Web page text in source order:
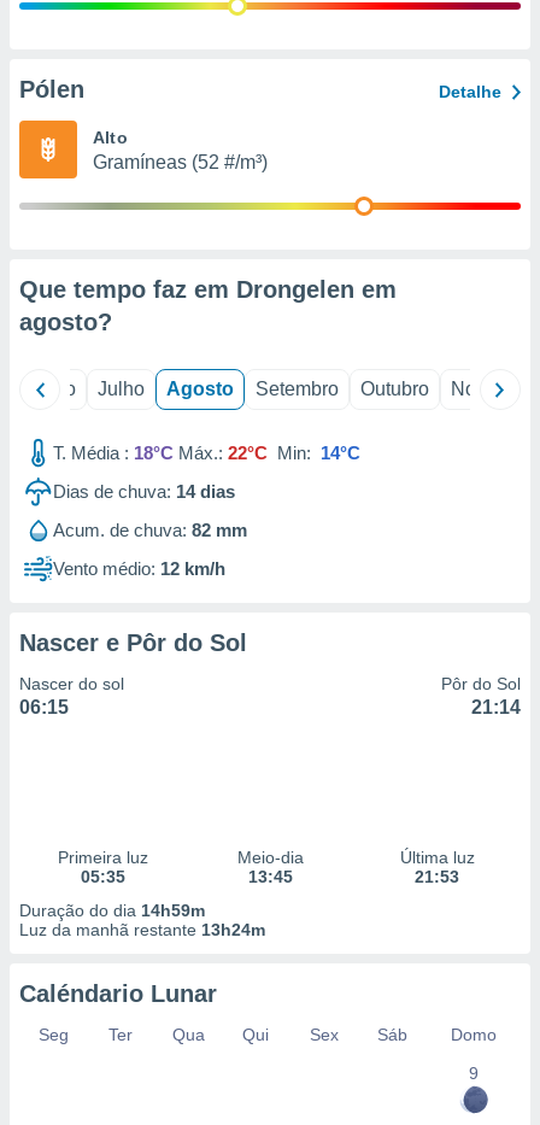
e
de
Pólen Detalhe
Alto
Gramíneas (52 #/m³)
Que tempo faz em Drongelen em
agosto?
Junho Julho Agosto Setembro Outubro Novembro
T. Média : 18°C Máx.: 22°C Min: 14°C
Dias de chuva: 14dias
Acum. de chuva: 82 mm
Vento médio: 12 km/h
Nascer e Pôr do Sol
Nascer do sol
06:15
Pôr do Sol
21:14
Primeira luz
05:35
Meio-dia
13:45
Última luz
21:53
Duração do dia 14h59m
Luz da manhã restante 13h24m
Caléndario Lunar
Seg Ter Qua Qui Sex Sáb
Domo
9